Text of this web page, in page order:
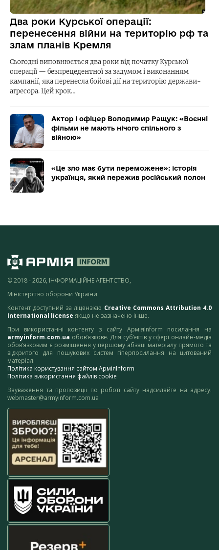
Два роки Курської операції:
перенесення війни на територію рф та
злам планів Кремля
Сьогодні виповнюється два роки від початку Курської
операції — безпрецедентної за задумом і виконанням
кампанії, яка перенесла бойові дії на територію держави-
агресора. Цей крок…
Актор і офіцер Володимир Ращук: «Воєнні
фільми не мають нічого спільного з
війною»
«Це зло має бути переможене»: історія
українця, який пережив російський полон
© 2018 - 2026, ІНФОРМАЦІЙНЕ АГЕНТСТВО,
Міністерство оборони України
Контент доступний за ліцензією Creative Commons Attribution 4.0
International license якщо не зазначено інше.
При використанні контенту з сайту АрміяInform посилання на
armyinform.com.ua обов’язкове. Для суб’єктів у сфері онлайн-медіа
обов’язковим є розміщення у першому абзаці матеріалу прямого та
відкритого для пошукових систем гіперпосилання на цитований
матеріал.
Політика користування сайтом АрміяInform
Політика використання файлів cookie
Зауваження та пропозиції по роботі сайту надсилайте на адресу:
webmaster@armyinform.com.ua